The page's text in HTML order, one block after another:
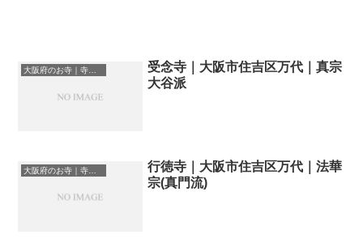
大阪府のお寺｜寺院一覧
受念寺｜大阪市住吉区万代｜真宗
大谷派
大阪府のお寺｜寺院一覧
行徳寺｜大阪市住吉区万代｜法華
宗(真門流)